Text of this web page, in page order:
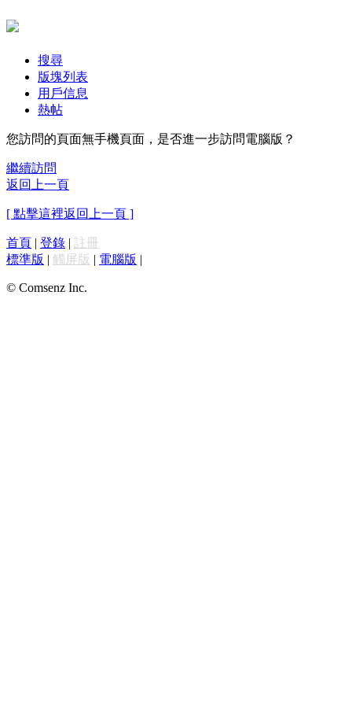
搜尋
版塊列表
用戶信息
熱帖
您訪問的頁面無手機頁面，是否進一步訪問電腦版？
繼續訪問
返回上一頁
[ 點擊這裡返回上一頁 ]
首頁 | 登錄 | 註冊
標準版 | 觸屏版 | 電腦版 |
© Comsenz Inc.